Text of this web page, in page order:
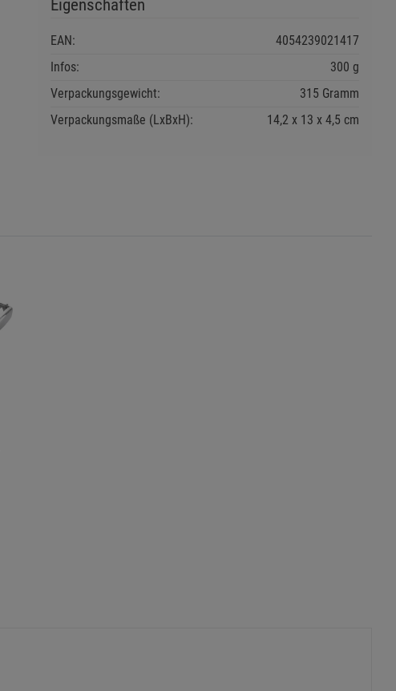
Eigenschaften
EAN:
4054239021417
Infos:
300 g
Verpackungsgewicht:
315 Gramm
Verpackungsmaße (LxBxH):
14,2 13 4,5 cm